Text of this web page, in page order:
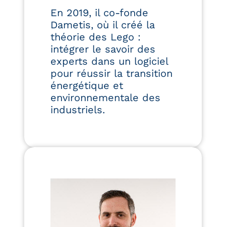
En 2019, il co-fonde
Dametis, où il créé la
théorie des Lego :
intégrer le savoir des
experts dans un logiciel
pour réussir la transition
énergétique et
environnementale des
industriels.